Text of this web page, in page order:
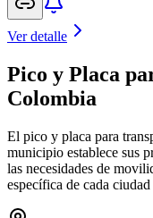
Ver detalle
Pico y Placa
Colombia
El pico y placa para
municipio establece sus
las necesidades de
específica de cada